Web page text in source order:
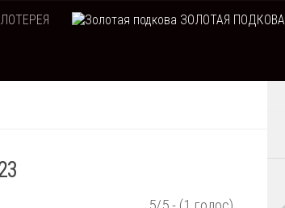
ЗОЛОТАЯ ПОДКОВА